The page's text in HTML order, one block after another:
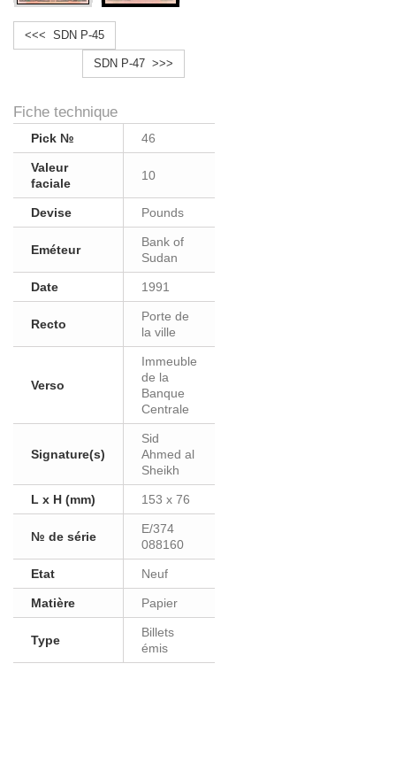
<<< SDN P-45
SDN P-47 >>>
Fiche technique
Pick № 46
Valeur
faciale
10
Devise Pounds
Eméteur
Bank of
Sudan
Date 1991
Recto
Porte de
la ville
Verso
Immeuble
de la
Banque
Centrale
Signature(s)
Sid
Ahmed al
Sheikh
L x H (mm) 153 x 76
№ de série
E/374
088160
Etat Neuf
Matière Papier
Type
Billets
émis